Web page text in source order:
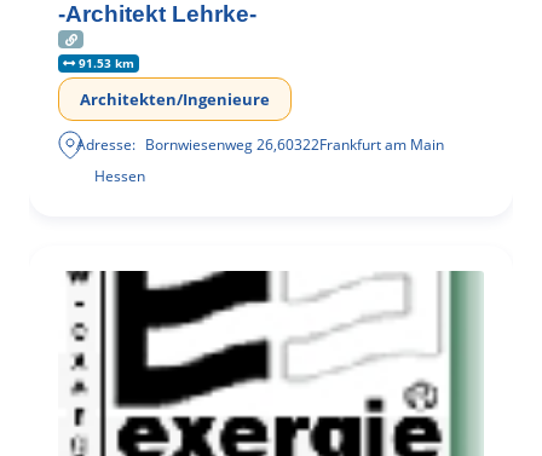
-Architekt Lehrke-
91.53 km
Architekten/Ingenieure
Adresse: Bornwiesenweg 26,60322Frankfurt am Main
Hessen